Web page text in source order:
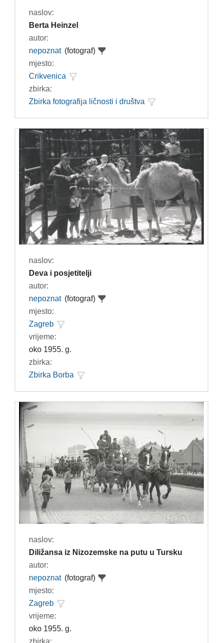
naslov:
Berta Heinzel
autor:
nepoznat (fotograf)
mjesto:
Crikvenica
zbirka:
Zbirka fotografija ličnosti i društva
naslov:
Deva i posjetitelji
autor:
nepoznat (fotograf)
mjesto:
Zagreb
vrijeme:
oko 1955. g.
zbirka:
Zbirka Borba
naslov:
Diližansa iz Nizozemske na putu u Tursku
autor:
nepoznat (fotograf)
mjesto:
Zagreb
vrijeme:
oko 1955. g.